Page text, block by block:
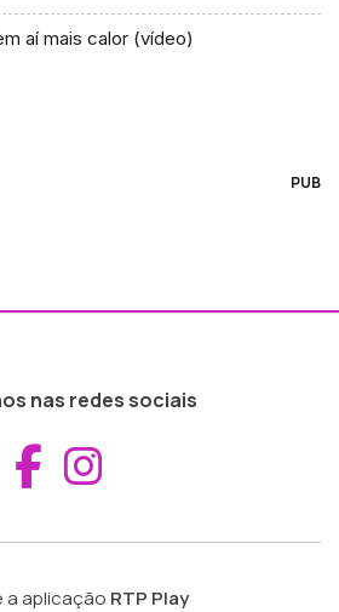
aí mais calor (vídeo)
PUB
nas redes sociais
Aceder ao
a aplicação RTP Play